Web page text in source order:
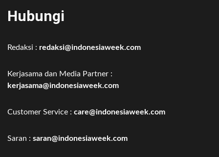
Hubungi
Redaksi : redaksi@indonesiaweek.com
Kerjasama dan Media Partner :
kerjasama@indonesiaweek.com
Customer Service : care@indonesiaweek.com
Saran : saran@indonesiaweek.com